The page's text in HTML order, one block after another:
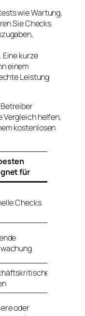
wie Wartung,
Sie Checks
kurze
einem
Leistung
Vergleich helfen,
kostenlosen
für
Checks
oder